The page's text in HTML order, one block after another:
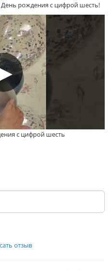
рождения с цифрой шесть!
с цифрой шесть
отзыв